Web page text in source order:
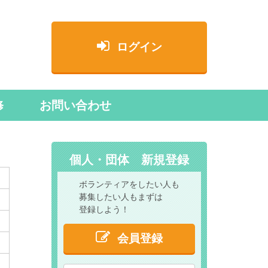
ログイン
お問い合わせ
個人・団体 新規登録
ボランティアをしたい人も
募集したい人もまずは
登録しよう！
会員登録